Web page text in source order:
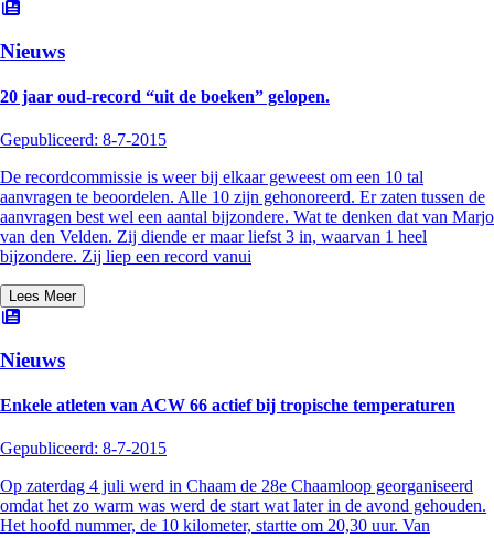
Nieuws
20 jaar oud-record “uit de boeken” gelopen.
Gepubliceerd: 8-7-2015
De recordcommissie is weer bij elkaar geweest om een 10 tal
aanvragen te beoordelen. Alle 10 zijn gehonoreerd. Er zaten tussen de
aanvragen best wel een aantal bijzondere. Wat te denken dat van Marjo
van den Velden. Zij diende er maar liefst 3 in, waarvan 1 heel
bijzondere. Zij liep een record vanui
Lees Meer
Nieuws
Enkele atleten van ACW 66 actief bij tropische temperaturen
Gepubliceerd: 8-7-2015
Op zaterdag 4 juli werd in Chaam de 28e Chaamloop georganiseerd
omdat het zo warm was werd de start wat later in de avond gehouden.
Het hoofd nummer, de 10 kilometer, startte om 20,30 uur. Van